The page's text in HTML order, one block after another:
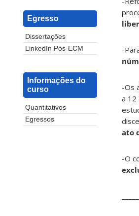
Egresso
Dissertações
LinkedIn Pós-ECM
Informações do
curso
Quantitativos
Egressos
-
-Os
a 12
ato
-O